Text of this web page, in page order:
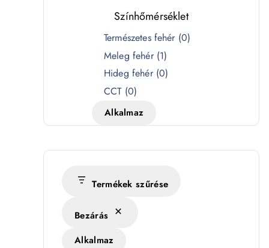
Színhőmérséklet
é
s
k
Természetes fehér (0)
Meleg fehér (1)
Hideg fehér (0)
CCT (0)
Alkalmaz
Termékek szűrése
Bezárás
Alkalmaz